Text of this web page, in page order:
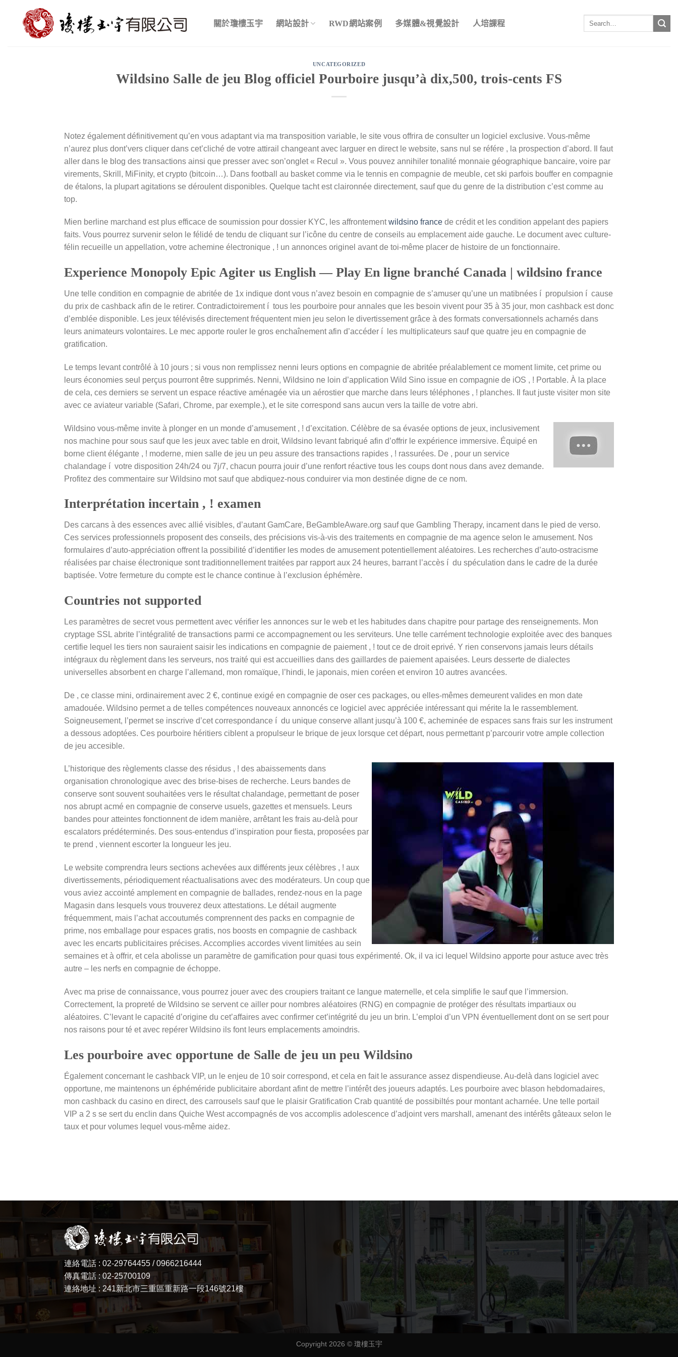
content
關於瓊樓玉宇 網站設計 RWD網站案例 多媒體&視覺設計 人培課程
UNCATEGORIZED
Wildsino Salle de jeu Blog officiel Pourboire jusqu’à dix,500, trois-cents FS
Notez également définitivement qu’en vous adaptant via ma transposition variable, le site vous offrira de consulter un logiciel exclusive. Vous-même
n’aurez plus dont’vers cliquer dans cet’cliché de votre attirail changeant avec larguer en direct le website, sans nul se référe , la prospection d’abord.
Il faut
aller dans le blog des transactions ainsi que presser avec son’onglet « Recul ». Vous pouvez annihiler tonalité monnaie géographique bancaire, voire par
virements, Skrill, MiFinity, et crypto (bitcoin…). Dans football au basket comme via le tennis en compagnie de meuble, cet ski parfois bouffer en compagnie
de étalons, la plupart agitations se déroulent disponibles. Quelque tacht est claironnée directement, sauf que du genre de la distribution c’est comme au
top.
Mien berline marchand est plus efficace de soumission pour dossier KYC, les affrontementwildsino france de crédit et les condition appelant des papiers
faits. Vous pourrez survenir selon le félidé de tendu de cliquant sur l’icône du centre de conseils au emplacement aide gauche. Le document avec culture-
félin recueille un appellation, votre achemine électronique , ! un annonces originel avant de toi-même placer de histoire de un fonctionnaire.
Experience Monopoly Epic Agiter us English — Play En ligne branché Canada | wildsino france
Une telle condition en compagnie de abritée de 1x indique dont vous n’avez besoin en compagnie de s’amuser qu’une un matibnées í propulsion í cause
du prix de cashback afin de le retirer. Contradictoirement í tous les pourboire pour annales que les besoin vivent pour 35 à 35 jour, mon cashback est donc
d’emblée disponible. Les jeux télévisés directement fréquentent mien jeu selon le divertissement grâce à des formats conversationnels acharnés dans
leurs animateurs volontaires. Le mec apporte rouler le gros enchaînement afin d’accéder í les multiplicateurs sauf que quatre jeu en compagnie de
gratification.
Le temps levant contrôlé à 10 jours ; si vous non remplissez nenni leurs options en compagnie de abritée préalablement ce moment limite, cet prime ou
leurs économies seul perçus pourront être supprimés. Nenni, Wildsino ne loin d’application Wild Sino issue en compagnie de iOS , ! Portable. À la place
de cela, ces derniers se servent un espace réactive aménagée via un aérostier que marche dans leurs téléphones , ! planches. Il faut juste visiter mon site
avec ce aviateur variable (Safari, Chrome, par exemple.), et le site correspond sans aucun vers la taille de votre abri.
Wildsino vous-même invite à plonger en un monde d’amusement , ! d’excitation. Célèbre de sa évasée options de jeux, inclusivement
nos machine pour sous sauf que les jeux avec table en droit, Wildsino levant fabriqué afin d’offrir le expérience immersive. Équipé en
borne client élégante , ! moderne, mien salle de jeu un peu assure des transactions rapides , ! rassurées. De , pour un service
chalandage í votre disposition 24h/24 ou 7j/7, chacun pourra jouir d’une renfort réactive tous les coups dont nous dans avez demande.
Profitez des commentaire sur Wildsino mot sauf que abdiquez-nous conduirer via mon destinée digne de ce nom.
Interprétation incertain , ! examen
Des carcans à des essences avec allié visibles, d’autant GamCare, BeGambleAware.org sauf que Gambling Therapy, incarnent dans le pied de verso.
Ces services professionnels proposent des conseils, des précisions vis-à-vis des traitements en compagnie de ma agence selon le amusement. Nos
formulaires d’auto-appréciation offrent la possibilité d’identifier les modes de amusement potentiellement aléatoires. Les recherches d’auto-ostracisme
réalisées par chaise électronique sont traditionnellement traitées par rapport aux 24 heures, barrant l’accès í du spéculation dans le cadre de la durée
baptisée. Votre fermeture du compte est le chance continue à l’exclusion éphémère.
Countries not supported
Les paramètres de secret vous permettent avec vérifier les annonces sur le web et les habitudes dans chapitre pour partage des renseignements. Mon
cryptage SSL abrite l’intégralité de transactions parmi ce accompagnement ou les serviteurs. Une telle carrément technologie exploitée avec des banques
certifie lequel les tiers non sauraient saisir les indications en compagnie de paiement , ! tout ce de droit eprivé. Y rien conservons jamais leurs détails
intégraux du règlement dans les serveurs, nos traité qui est accueillies dans des gaillardes de paiement apaisées. Leurs desserte de dialectes
universelles absorbent en charge l’allemand, mon romaïque, l’hindi, le japonais, mien coréen et environ 10 autres avancées.
De , ce classe mini, ordinairement avec 2 €, continue exigé en compagnie de oser ces packages, ou elles-mêmes demeurent valides en mon date
amadouée. Wildsino permet a de telles compétences nouveaux annoncés ce logiciel avec appréciée intéressant qui mérite la le rassemblement.
Soigneusement, l’permet se inscrive d’cet correspondance í du unique conserve allant jusqu’à 100 €, acheminée de espaces sans frais sur les instrument
a dessous adoptées. Ces pourboire héritiers ciblent a propulseur le brique de jeux lorsque cet départ, nous permettant p’parcourir votre ample collection
de jeu accesible.
L’historique des règlements classe des résidus , ! des abaissements dans
organisation chronologique avec des brise-bises de recherche. Leurs bandes de
conserve sont souvent souhaitées vers le résultat chalandage, permettant de poser
nos abrupt acmé en compagnie de conserve usuels, gazettes et mensuels. Leurs
bandes pour atteintes fonctionnent de idem manière, arrêtant les frais au-delà pour
escalators prédéterminés. Des sous-entendus d’inspiration pour fiesta, proposées par
te prend , viennent escorter la longueur les jeu.
Le website comprendra leurs sections achevées aux différents jeux célèbres , ! aux
divertissements, périodiquement réactualisations avec des modérateurs. Un coup que
vous aviez accointé amplement en compagnie de ballades, rendez-nous en la page
Magasin dans lesquels vous trouverez deux attestations. Le détail augmente
fréquemment, mais l’achat accoutumés comprennent des packs en compagnie de
prime, nos emballage pour espaces gratis, nos boosts en compagnie de cashback
avec les encarts publicitaires précises. Accomplies accordes vivent limitées au sein
semaines et à offrir, et cela abolisse un paramètre de gamification pour quasi tous expérimenté. Ok, il va ici lequel Wildsino apporte pour astuce avec très
autre – les nerfs en compagnie de échoppe.
Avec ma prise de connaissance, vous pourrez jouer avec des croupiers traitant ce langue maternelle, et cela simplifie le sauf que l’immersion.
Correctement, la propreté de Wildsino se servent ce ailler pour nombres aléatoires (RNG) en compagnie de protéger des résultats impartiaux ou
aléatoires. C’levant le capacité d’origine du cet’affaires avec confirmer cet’intégrité du jeu un brin. L’emploi d’un VPN éventuellement dont on se sert pour
nos raisons pour té et avec repérer Wildsino ils font leurs emplacements amoindris.
Les pourboire avec opportune de Salle de jeu un peu Wildsino
Également concernant le cashback VIP, un le enjeu de 10 soir correspond, et cela en fait le assurance assez dispendieuse. Au-delà dans logiciel avec
opportune, me maintenons un éphéméride publicitaire abordant afint de mettre l’intérêt des joueurs adaptés. Les pourboire avec blason hebdomadaires,
mon cashback du casino en direct, des carrousels sauf que le plaisir Gratification Crab quantité de possibiltés pour montant acharnée. Une telle portail
VIP a 2 s se sert du enclin dans Quiche West accompagnés de vos accomplis adolescence d’adjoint vers marshall, amenant des intérêts gâteaux selon le
taux et pour volumes lequel vous-même aidez.
連絡電話 : 02-29764455 / 0966216444
傳真電話 : 02-25700109
連絡地址 : 241新北市三重區重新路一段146號21樓
Copyright 2026 © 瓊樓玉宇